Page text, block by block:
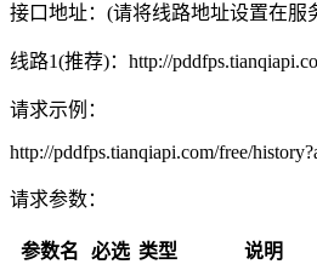
接口地址： (请将线路地址设置在服
线路1(推荐)： http://
请求示例：
http://pddfps.tianqiapi.com/free/
请求参数：
参数名 必选 类型 说明